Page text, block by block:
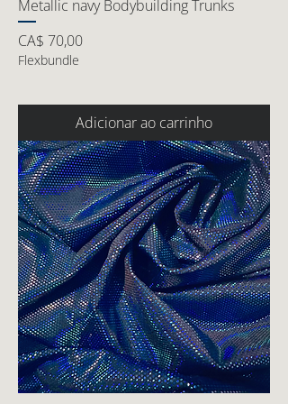
Metallic navy Bodybuilding Trunks
Preço
CA$ 70,00
Flexbundle
Adicionar ao carrinho